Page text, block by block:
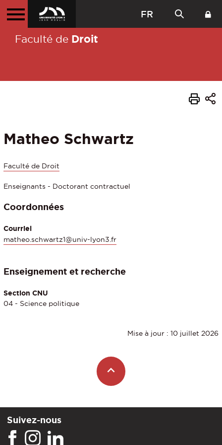
FR
Faculté de Droit
Matheo Schwartz
Faculté de Droit
Enseignants - Doctorant contractuel
Coordonnées
Courriel
matheo.schwartz1@univ-lyon3.fr
Enseignement et recherche
Section CNU
04 - Science politique
Mise à jour : 10 juillet 2026
Suivez-nous